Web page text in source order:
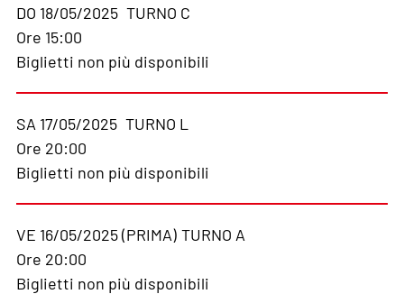
DO 18/05/2025 TURNO C
Ore 15:00
Biglietti non più disponibili
SA 17/05/2025 TURNO L
Ore 20:00
Biglietti non più disponibili
VE 16/05/2025 (PRIMA) TURNO A
Ore 20:00
Biglietti non più disponibili